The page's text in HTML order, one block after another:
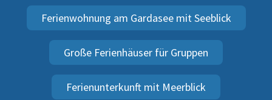
Ferienwohnung am Gardasee mit Seeblick
Große Ferienhäuser für Gruppen
Ferienunterkunft mit Meerblick